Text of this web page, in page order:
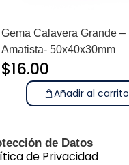
Gema Calavera Grande –
Amatista- 50x40x30mm
$16.00
Añadir al carrito
de Datos
de Privacidad